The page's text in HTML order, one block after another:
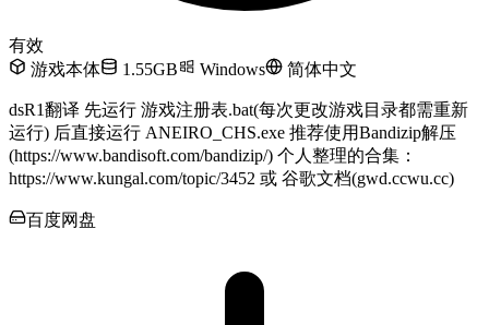
有效
游戏本体
1.55GB Windows 简体中文
dsR1翻译 先运行 游戏注册表.bat(每次更改游戏目录都需重新
运行) 后直接运行 ANEIRO_CHS.exe 推荐使用Bandizip解压
(https://www.bandisoft.com/bandizip/) 个人整理的合集：
https://www.kungal.com/topic/3452 或 谷歌文档(gwd.ccwu.cc)
百度网盘